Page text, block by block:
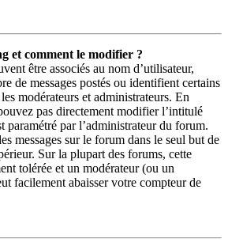
et comment le modifier ?
être associés au nom d’utilisateur,
de messages postés ou identifient certains
modérateurs et administrateurs. En
pas directement modifier l’intitulé
paramétré par l’administrateur du forum.
messages sur le forum dans le seul but de
Sur la plupart des forums, cette
tolérée et un modérateur (ou un
facilement abaisser votre compteur de